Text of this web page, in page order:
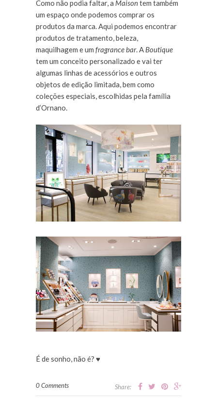
Como não podia faltar, a Maisontem também
um espaço onde podemos comprar os
produtos da marca. Aqui podemos encontrar
produtos de tratamento, beleza,
maquilhagem e um fragrance bar. A Boutique
tem um conceito personalizado e vai ter
algumas linhas de acessórios e outros
objetos de edição limitada, bem como
coleções especiais, escolhidas pela família
d’Ornano.
É de sonho, não é? ♥
0 Comments Share: